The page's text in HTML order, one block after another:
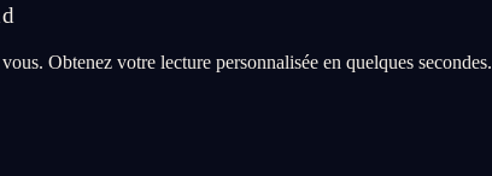
Obtenez votre lecture personnalisée en quelques secondes.